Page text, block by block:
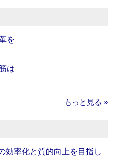
を
は
もっと見る »
効率化と質的向上を目指し